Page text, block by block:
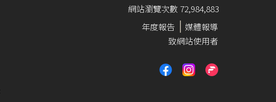
網站瀏覽次數 72,984,883
年度報告
媒體報導
致網站使用者